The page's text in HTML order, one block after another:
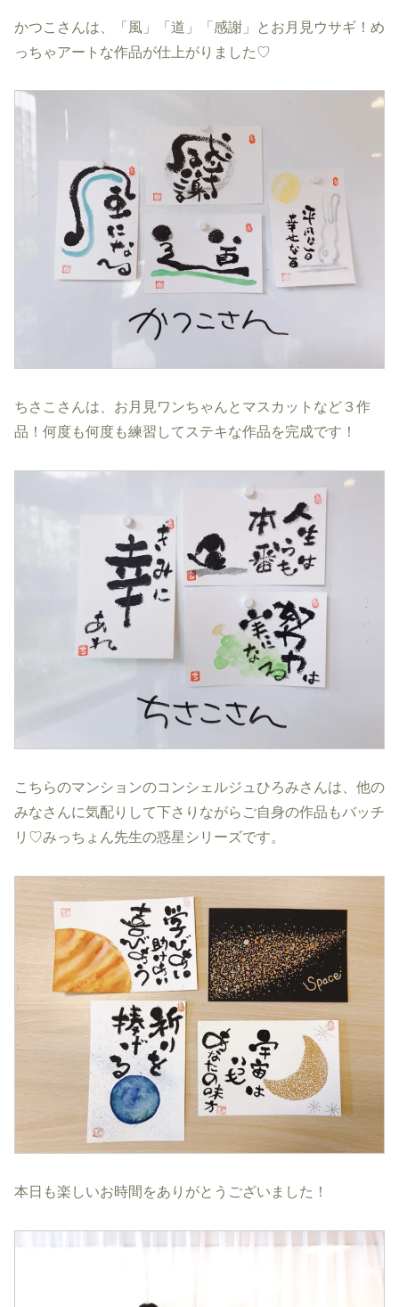
かつこさんは、「風」「道」「感謝」とお月見ウサギ！め
っちゃアートな作品が仕上がりました♡
ちさこさんは、お月見ワンちゃんとマスカットなど３作
品！何度も何度も練習してステキな作品を完成です！
こちらのマンションのコンシェルジュひろみさんは、他の
みなさんに気配りして下さりながらご自身の作品もバッチ
リ♡みっちょん先生の惑星シリーズです。
本日も楽しいお時間をありがとうございました！